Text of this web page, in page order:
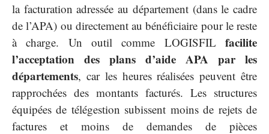
la facturation adressée au département (dans le cadre
de l’APA) ou directement au bénéficiaire pour le reste
à charge. Un outil comme LOGISFIL facilite
l’acceptation des plans d’aide APA par les
départements, car les heures réalisées peuvent être
rapprochées des montants facturés. Les structures
équipées de télégestion subissent moins de rejets de
factures et moins de demandes de pièces